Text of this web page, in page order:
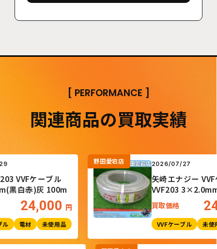
[ PERFORMANCE ]
関連商品の買取実績
ケーブル
赤)灰 100m
24,000 円
電材 未使用品
野田愛宕店 2026/07/27
矢崎エナジー VVFケ
VVF203 3×2.0mm
買取価格
VVFケーブル 未使用品